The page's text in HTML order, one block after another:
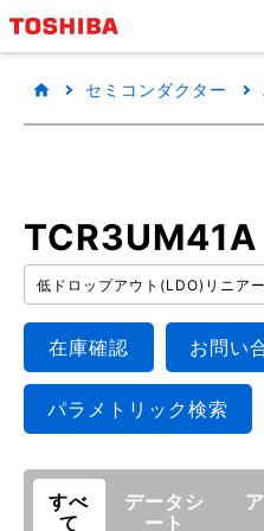
セミコンダクター
TCR3UM41A
低ドロップアウト(LDO)リニア
在庫確認 お問い
パラメトリック検索
すべ
て
データシ
ート